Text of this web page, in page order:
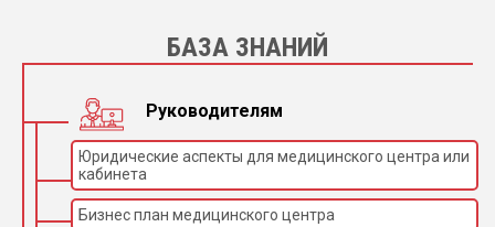
БАЗА ЗНАНИЙ
Руководителям
Юридические аспекты для медицинского центра или
кабинета
Бизнес план медицинского центра